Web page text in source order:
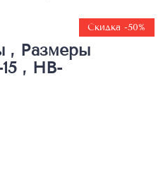
Скидка -50%
, Размеры
, HB-